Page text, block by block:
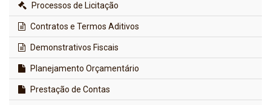
Processos de Licitação
Contratos e Termos Aditivos
Demonstrativos Fiscais
Planejamento Orçamentário
Prestação de Contas